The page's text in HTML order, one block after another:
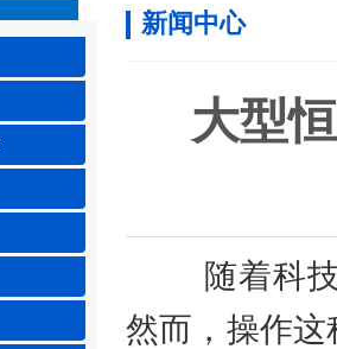
新闻中心
大型
随着科技的
然而，操作